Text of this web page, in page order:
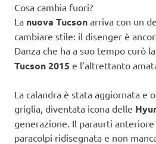
Cosa cambia fuori?
La nuova Tucson arriva con un
cambiare stile: il disenger è
Danza che ha a suo tempo curò la
Tucson 2015 e l’altrettanto
La calandra è stata aggiornata e
griglia, diventata icona delle
generazione. Il paraurti
paracolpi ridisegnata e non